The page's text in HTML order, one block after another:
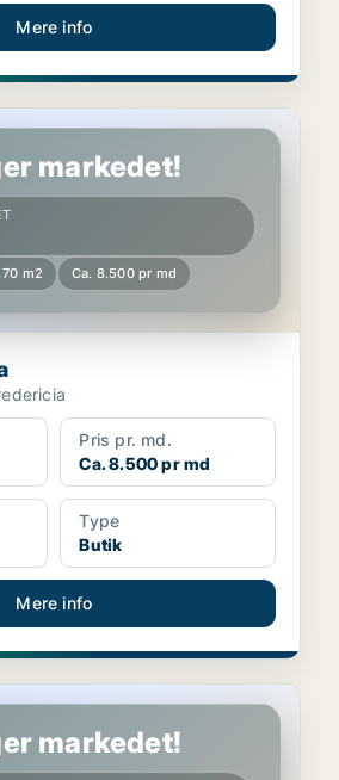
Mere info
markedet!
70 m2 Ca. 8.500 pr md
Pris pr. md.
Ca. 8.500 pr md
Type
Butik
Mere info
markedet!